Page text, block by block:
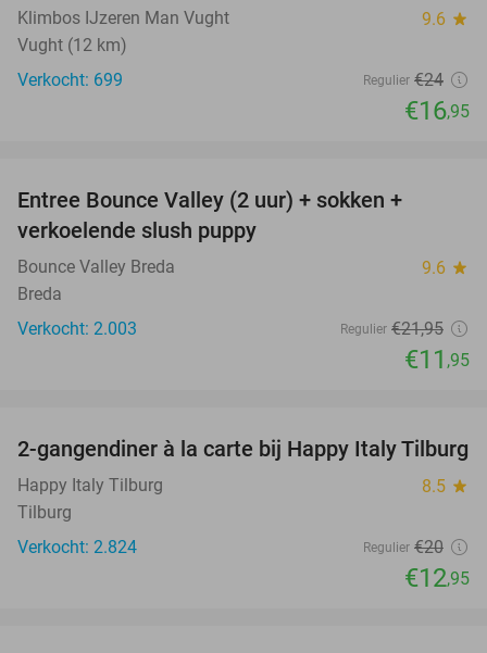
Klimbos IJzeren Man Vught 9.6 star
Vught (12 km)
Verkocht: 699
Regulier €24
€16,95
Entree Bounce Valley (2 uur) + sokken +
verkoelende slush puppy
Bounce Valley Breda 9.6 star
Breda
Verkocht: 2.003
Regulier €21,95
€11 ,95
35%
2-gangendiner à la carte bij Happy Italy Tilburg
Happy Italy Tilburg 8.5 star
Tilburg
Verkocht: 2.824
Regulier €20
€12,95